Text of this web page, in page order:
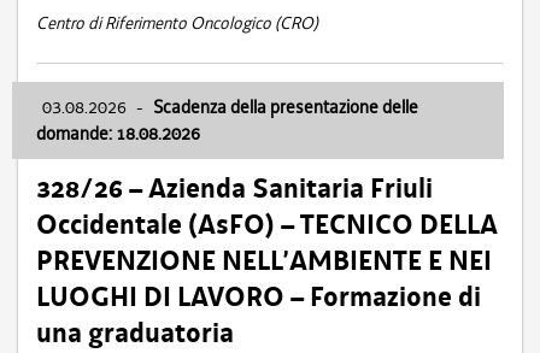
Centro di Riferimento Oncologico (CRO)
03.08.2026 - Scadenza della presentazione delle
domande: 18.08.2026
328/26 – Azienda Sanitaria Friuli
Occidentale (AsFO) – TECNICO DELLA
PREVENZIONE NELL’AMBIENTE E NEI
LUOGHI DI LAVORO – Formazione di
una graduatoria